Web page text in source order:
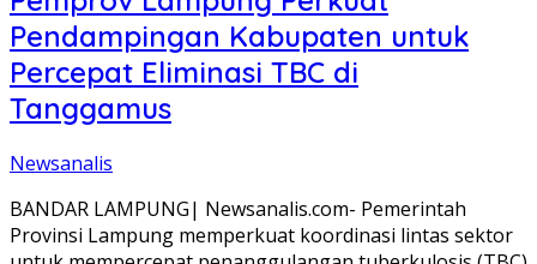
Pendampingan Kabupaten untuk
Percepat Eliminasi TBC di
Tanggamus
Newsanalis
BANDAR LAMPUNG| Newsanalis.com- Pemerintah
Provinsi Lampung memperkuat koordinasi lintas sektor